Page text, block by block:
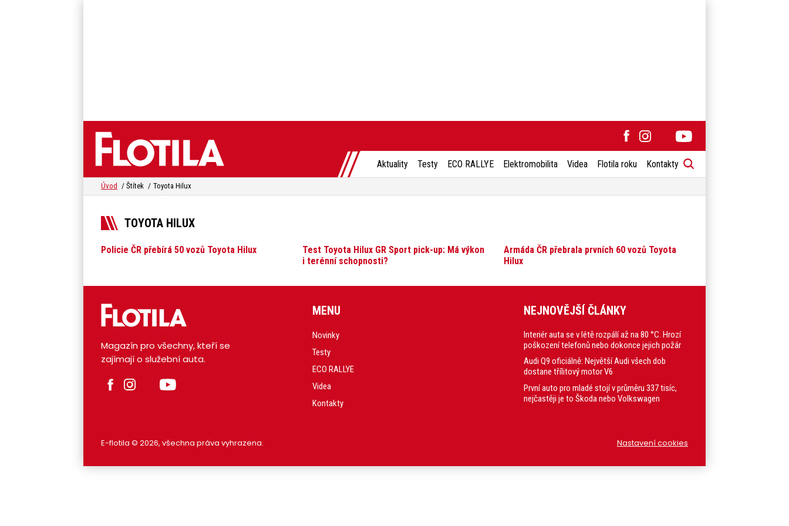
Aktuality Testy ECO RALLYE Elektromobilita Videa Flotila roku Kontakty
Úvod Štítek Toyota Hilux
TOYOTA HILUX
Policie ČR přebírá 50 vozů Toyota Hilux
Test Toyota Hilux GR Sport pick-up: Má výkon
i terénní schopnosti?
Armáda ČR přebrala prvních 60 vozů Toyota
Hilux
Magazín pro všechny, kteří se
zajímají o služební auta.
MENU
Novinky
Testy
ECO RALLYE
Videa
Kontakty
NEJNOVĚJŠÍ ČLÁNKY
Interiér auta se v létě rozpálí až na 80 °C. Hrozí
poškození telefonů nebo dokonce jejich požár
Audi Q9 oficiálně: Největší Audi všech dob
dostane třílitový motor V6
První auto pro mladé stojí v průměru 337 tisíc,
nejčastěji je to Škoda nebo Volkswagen
E-flotila © 2026, všechna práva vyhrazena. Nastavení cookies